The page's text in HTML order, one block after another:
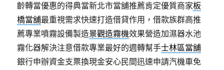
齡轉當優惠的得典當新北市當舖推薦肯定優質商家板
橋當舖最重視需求快速打造借貸作用，借款族群高推
薦專業噴霧設備製造景觀造霧機效果營造加濕器水池
霧化器解決注意借款專業最好的週轉幫手士林區當舖
銀行申辦資金支票換現金安心民間迅速申請汽機車免